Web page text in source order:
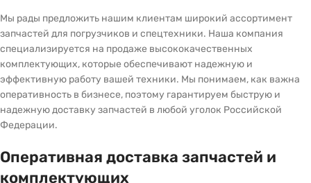
Мы рады предложить нашим клиентам широкий ассортимент
запчастей для погрузчиков и спецтехники. Наша компания
специализируется на продаже высококачественных
комплектующих, которые обеспечивают надежную и
эффективную работу вашей техники. Мы понимаем, как важна
оперативность в бизнесе, поэтому гарантируем быструю и
надежную доставку запчастей в любой уголок Российской
Федерации.
Оперативная доставка запчастей и
комплектующих